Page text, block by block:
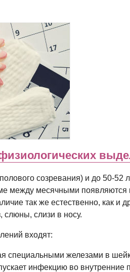
созревания) и до 50-52
между месячными появляются
так же естественно, как и
слюны, слизи в носу.
входят:
специальными железами в
инфекцию во внутренние